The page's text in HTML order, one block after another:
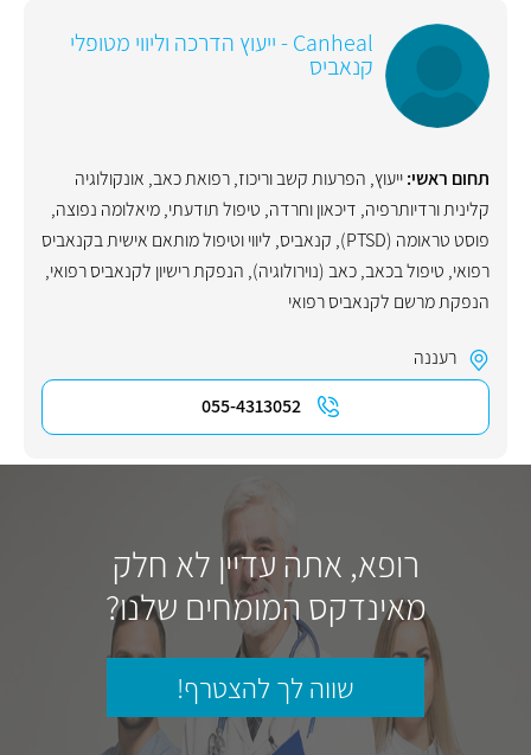
Canheal - ייעוץ הדרכה וליווי מטופלי
קנאביס
תחום ראשי:ייעוץ, הפרעות קשב וריכוז,רפואת כאב, אונקולוגיה
קלינית ורדיותרפיה, דיכאון וחרדה, טיפול תודעתי,מיאלומה נפוצה,
פוסט טראומה (PTSD)
, קנאביס, ליווי וטיפול מותאם אישית בקנאביס
רפואי, טיפול בכאב,כאב (נוירולוגיה), הנפקת רישיון לקנאביס רפואי,
הנפקת מרשם לקנאביס רפואי
רעננה
055-4313052
רופא, אתה עדיין לא חלק
מאינדקס המומחים שלנו?
שווה לך להצטרף!